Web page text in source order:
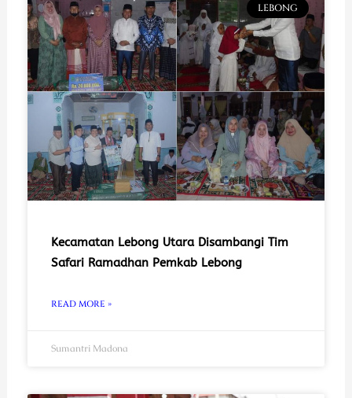
LEBONG
Kecamatan Lebong Utara Disambangi Tim
Safari Ramadhan Pemkab Lebong
READ MORE »
Sumantri Madona